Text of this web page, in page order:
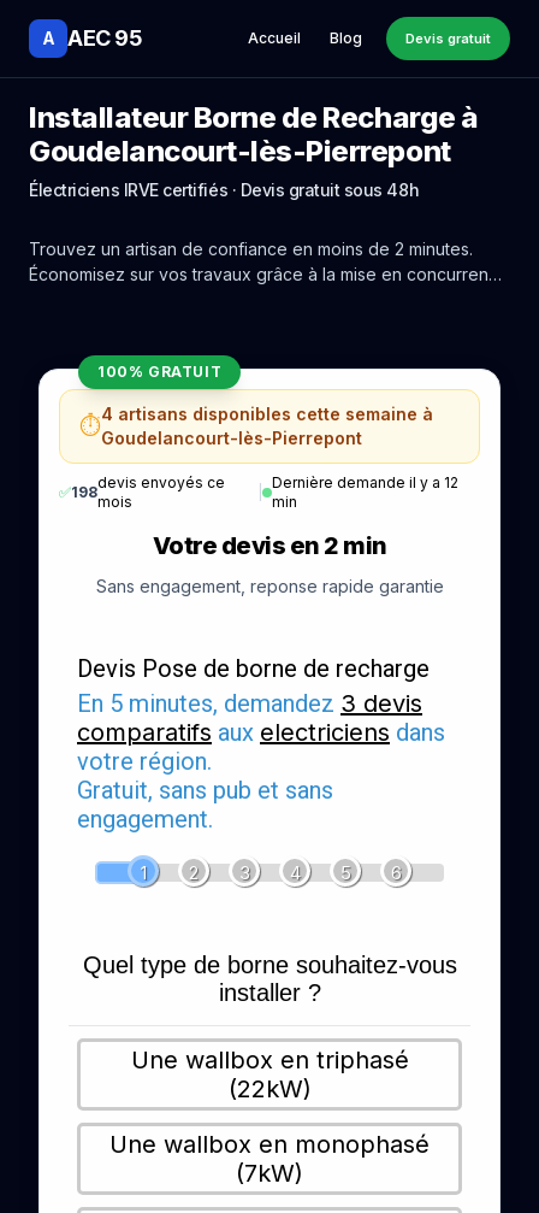
A AEC 95 Accueil Blog Devis gratuit
Installateur Borne de Recharge à
Goudelancourt-lès-Pierrepont
Électriciens IRVE certifiés · Devis gratuit sous 48h
Trouvez un artisan de confiance en moins de 2 minutes.
Économisez sur vos travaux grâce à la mise en concurrence
100% GRATUIT
⏱️4 artisans disponibles cette semaine à
Goudelancourt-lès-Pierrepont
✅198
devis envoyés ce
mois
Dernière demande il y a 12
min
Votre devis en 2 min
Sans engagement, reponse rapide garantie
Devis Pose de borne de recharge
En 5 minutes, demandez 3 devis
comparatifs aux electriciens dans
votre région.
Gratuit, sans pub et sans
engagement.
1 2 3 4 5 6
Quel type de borne souhaitez-vous
installer ?
Une wallbox en triphasé
(22kW)
Une wallbox en monophasé
(7kW)